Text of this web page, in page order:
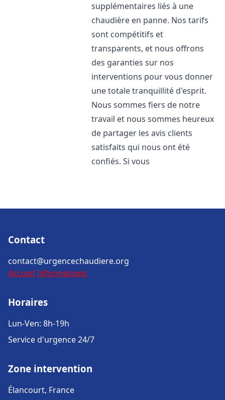
supplémentaires liés à une
chaudière en panne. Nos tarifs
sont compétitifs et
transparents, et nous offrons
des garanties sur nos
interventions pour vous donner
une totale tranquillité d'esprit.
Nous sommes fiers de notre
travail et nous sommes heureux
de partager les avis clients
satisfaits qui nous ont été
confiés. Si vous
Contact
contact@urgencechaudiere.org
Accueil Informations
Horaires
Lun-Ven: 8h-19h
Service d'urgence 24/7
Zone intervention
Élancourt, France